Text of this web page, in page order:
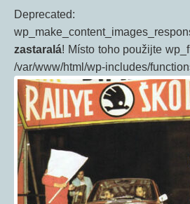
zastaralá! Místo toho použijte
/var/www/html/wp-includes/